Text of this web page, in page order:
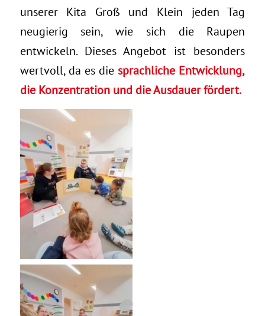
unserer Kita Groß und Klein jeden Tag
neugierig sein, wie sich die Raupen
entwickeln. Dieses Angebot ist besonders
wertvoll, da es die sprachliche Entwicklung,
die Konzentration und die Ausdauer fördert.